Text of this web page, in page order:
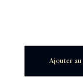
Ajouter au